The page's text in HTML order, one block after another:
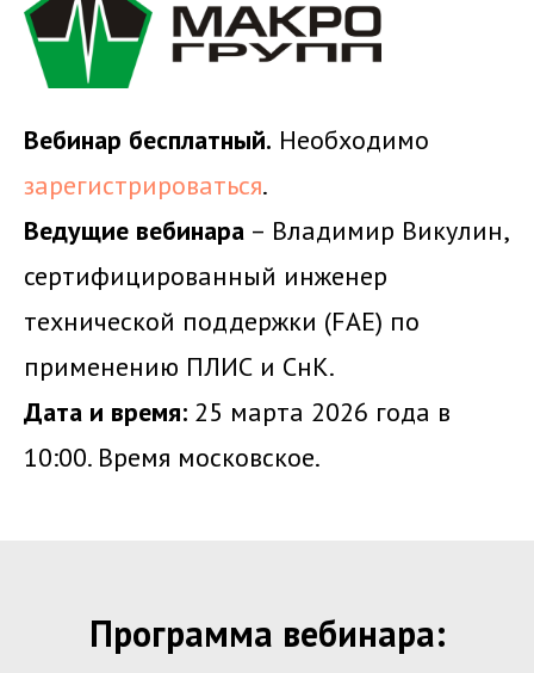
Вебинар бесплатный. Необходимо
зарегистрироваться.
Ведущие вебинара – Владимир Викулин,
сертифицированный инженер
технической поддержки (FAE) по
применению ПЛИС и СнК.
Дата и время: 25 марта 2026 года в
10:00. Время московское.
Программа вебинара: